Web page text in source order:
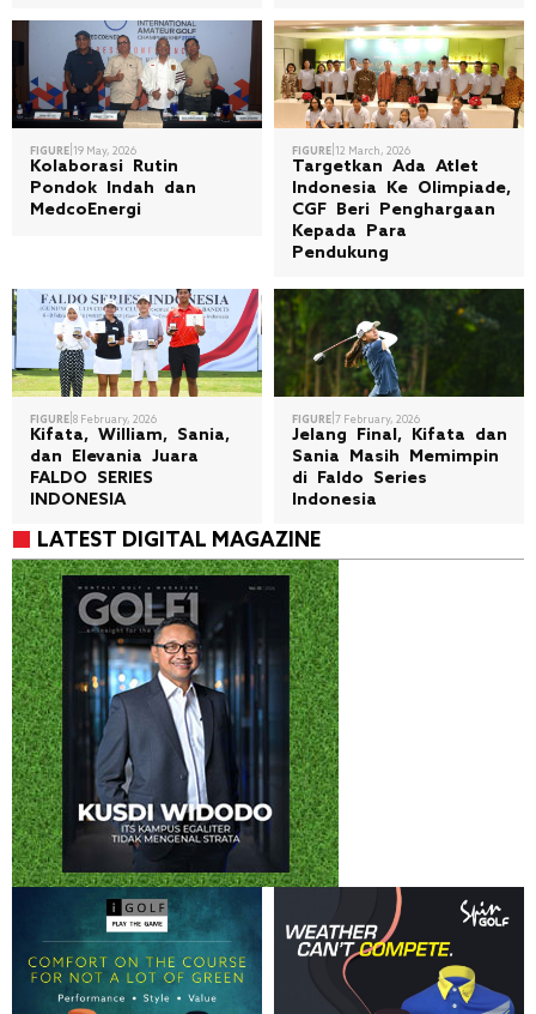
FIGURE|19 May, 2026
Kolaborasi Rutin
Pondok Indah dan
MedcoEnergi
FIGURE|12 March, 2026
Targetkan Ada Atlet
Indonesia Ke Olimpiade,
CGF Beri Penghargaan
Kepada Para
Pendukung
FIGURE|8 February, 2026
Kifata, William, Sania,
dan Elevania Juara
FALDO SERIES
INDONESIA
FIGURE|7 February, 2026
Jelang Final, Kifata dan
Sania Masih Memimpin
di Faldo Series
Indonesia
LATEST DIGITAL MAGAZINE